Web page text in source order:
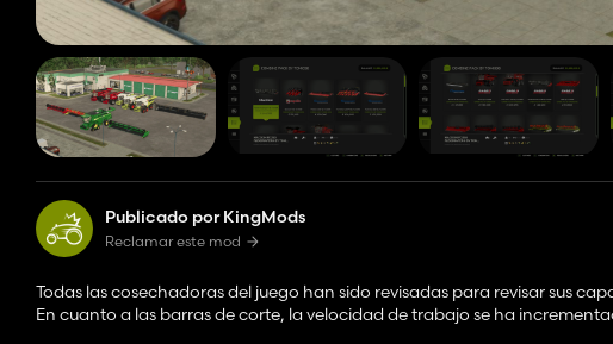
Publicado por KingMods
Reclamar este mod
Todas las cosechadoras del juego han sido revisadas para revisar sus
En cuanto a las barras de corte, la velocidad de trabajo se ha